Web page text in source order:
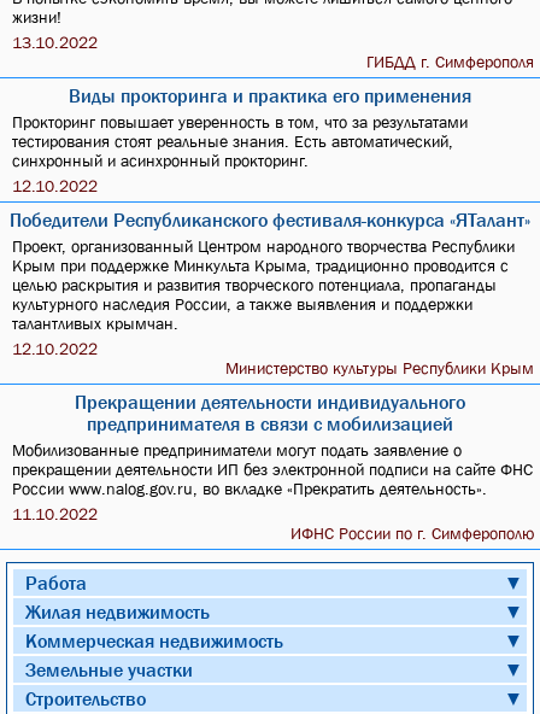
жизни!
13.10.2022
ГИБДД г. Симферополя
Виды прокторинга и практика его применения
Прокторинг повышает уверенность в том, что за результатами
тестирования стоят реальные знания. Есть автоматический,
синхронный и асинхронный прокторинг.
12.10.2022
Победители Республиканского фестиваля-конкурса «ЯТалант»
Проект, организованный Центром народного творчества Республики
Крым при поддержке Минкульта Крыма, традиционно проводится с
целью раскрытия и развития творческого потенциала, пропаганды
культурного наследия России, а также выявления и поддержки
талантливых крымчан.
12.10.2022
Министерство культуры Республики Крым
Прекращении деятельности индивидуального
предпринимателя в связи с мобилизацией
Мобилизованные предприниматели могут подать заявление о
прекращении деятельности ИП без электронной подписи на сайте ФНС
России www.nalog.gov.ru, во вкладке «Прекратить деятельность».
11.10.2022
ИФНС России по г. Симферополю
Работа ▼
Жилая недвижимость ▼
Коммерческая недвижимость ▼
Земельные участки ▼
Строительство ▼